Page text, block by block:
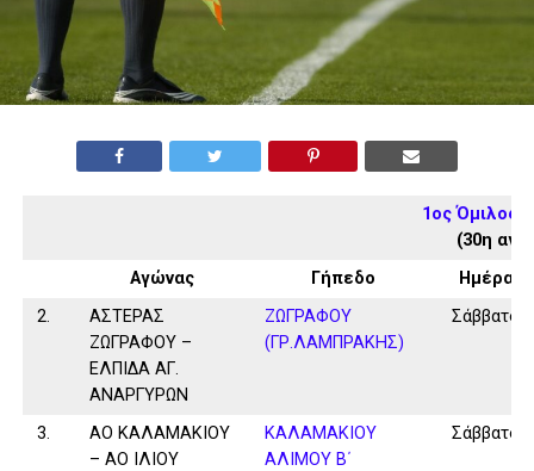
1ος Όμιλος
(30η
Αγώνας
Γήπεδο
Ημέρα
2.
ΑΣΤΕΡΑΣ
ΖΩΓΡΑΦΟΥ –
ΕΛΠΙΔΑ ΑΓ.
ΑΝΑΡΓΥΡΩΝ
ΖΩΓΡΑΦΟΥ
(ΓΡ.ΛΑΜΠΡΑΚΗΣ)
Σάββατο
3.
ΑΟ ΚΑΛΑΜΑΚΙΟΥ
– ΑΟ ΙΛΙΟΥ
ΚΑΛΑΜAKIOY
ΑΛΙΜΟΥ Β΄
Σάββατο